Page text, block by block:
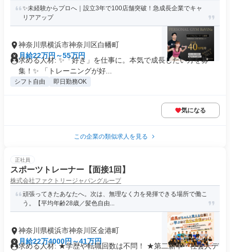
✨未経験からプロへ｜設立3年で100店舗突破！急成長企業でキャ
リアアップ
神奈川県横浜市神奈川区白幡町
月給22万円～55万円
求める人材: ✨「好き」を仕事に。本気で成長したい方を募
集！✨ 「トレーニングが好...
シフト自由 即日勤務OK
気になる
この企業の類似求人を見る
正社員
スポーツトレーナー【面接1回】
株式会社ファクトリージャパングループ
頑張ってきたあなたへ。次は、無理なく力を発揮できる場所で働こ
う。【平均年齢28歳／髪色自由...
神奈川県横浜市神奈川区金港町
月給22万4000円～41万円
求める人材: ★学歴や転職回数は不問！ ★第二新卒・社会人デ